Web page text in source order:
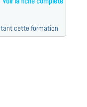
cette formation